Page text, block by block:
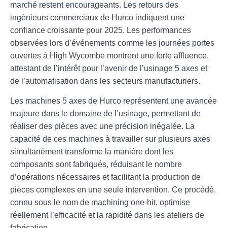
marché restent encourageants. Les retours des
ingénieurs commerciaux de Hurco indiquent une
confiance croissante pour 2025. Les performances
observées lors d’événements comme les journées portes
ouvertes à High Wycombe montrent une forte affluence,
attestant de l’intérêt pour l’avenir de l’usinage 5 axes et
de l’automatisation dans les secteurs manufacturiers.
Les machines 5 axes de Hurco représentent une avancée
majeure dans le domaine de l’usinage, permettant de
réaliser des pièces avec une précision inégalée. La
capacité de ces machines à travailler sur plusieurs axes
simultanément transforme la manière dont les
composants sont fabriqués, réduisant le nombre
d’opérations nécessaires et facilitant la production de
pièces complexes en une seule intervention. Ce procédé,
connu sous le nom de machining one-hit, optimise
réellement l’efficacité et la rapidité dans les ateliers de